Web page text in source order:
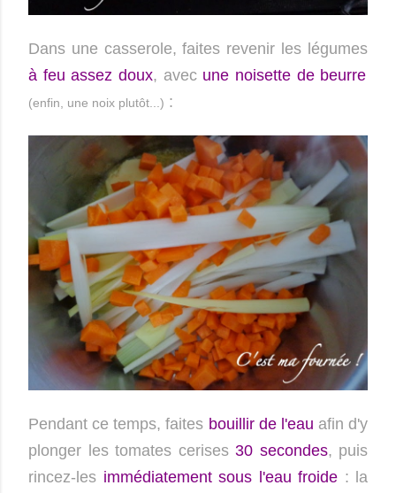
Dans une casserole, faites revenir les légumes
à feu assez doux, avec une noisette de beurre
(enfin, une noix plutôt...) :
Pendant ce temps, faites bouillir de l'eau afin d'y
plonger les tomates cerises 30 secondes, puis
rincez-les immédiatement sous l'eau froide : la